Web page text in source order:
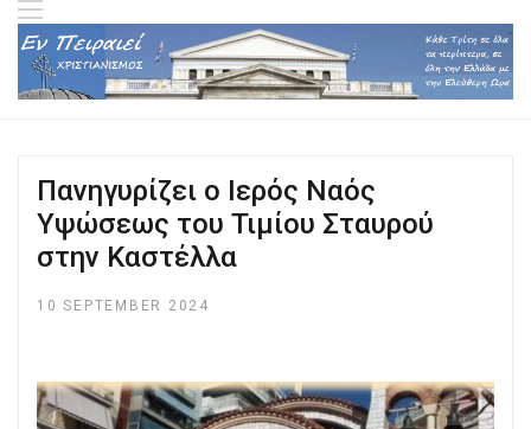
Πανηγυρίζει ο Ιερός Ναός
Υψώσεως του Τιμίου Σταυρού
στην Καστέλλα
10 SEPTEMBER 2024